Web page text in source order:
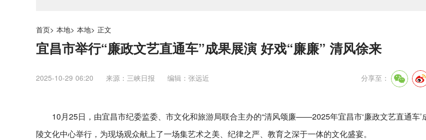
首页> 本地> 本地> 正文
宜昌市举行“廉政文艺直通车”成果展演 好戏“廉廉” 清风徐来
2025-10-29 06:20 来源：三峡日报 编辑：张远近 分享至：
10月25日，由宜昌市纪委监委、市文化和旅游局联合主办的“清风颂廉——2025年宜昌市‘廉政文艺直通车’
陵文化中心举行，为现场观众献上了一场集艺术之美、纪律之严、教育之深于一体的文化盛宴。